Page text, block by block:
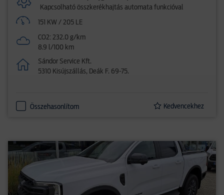
Kapcsolható összkerékhajtás automata funkcióval
151 KW / 205 LE
CO2: 232.0 g/km
8.9 l/100 km
Sándor Service Kft.
5310 Kisújszállás, Deák F. 69-75.
Összehasonlítom Kedvencekhez